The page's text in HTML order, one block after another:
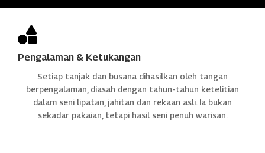

Pengalaman & Ketukangan
Setiap tanjak dan busana dihasilkan oleh tangan
berpengalaman, diasah dengan tahun-tahun ketelitian
dalam seni lipatan, jahitan dan rekaan asli. Ia bukan
sekadar pakaian, tetapi hasil seni penuh warisan.